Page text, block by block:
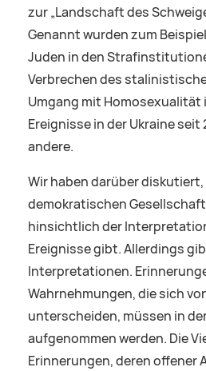
zur „Landschaft des
Genannt wurden zum
Juden in den
Verbrechen des
Umgang mit Homosexualität
Ereignisse in der Ukraine seit
andere.
Wir haben darüber diskutiert,
demokratischen
hinsichtlich der
Ereignisse gibt. Allerdings
Interpretationen.
Wahrnehmungen, die sich
unterscheiden, müssen in
aufgenommen werden. Die
Erinnerungen, deren offener